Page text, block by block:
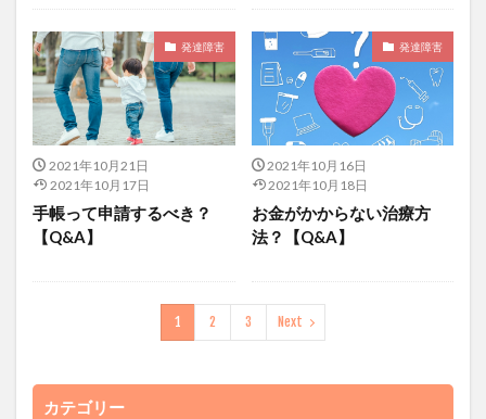
発達障害
2021年10月21日
2021年10月17日
手帳って申請するべき？
【Q&A】
発達障害
2021年10月16日
2021年10月18日
お金がかからない治療方
法？【Q&A】
1 2 3 Next
カテゴリー